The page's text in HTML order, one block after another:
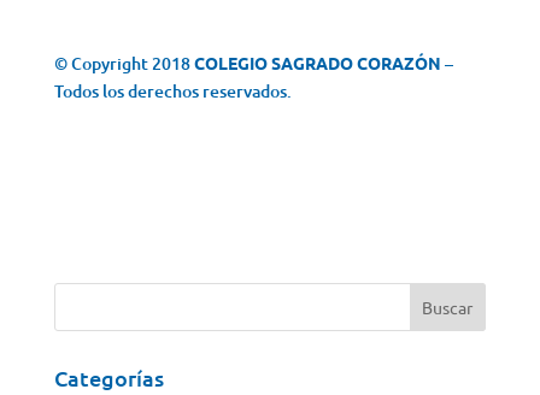
© Copyright 2018COLEGIO SAGRADO CORAZÓN –
Todos los derechos reservados.
Categorías